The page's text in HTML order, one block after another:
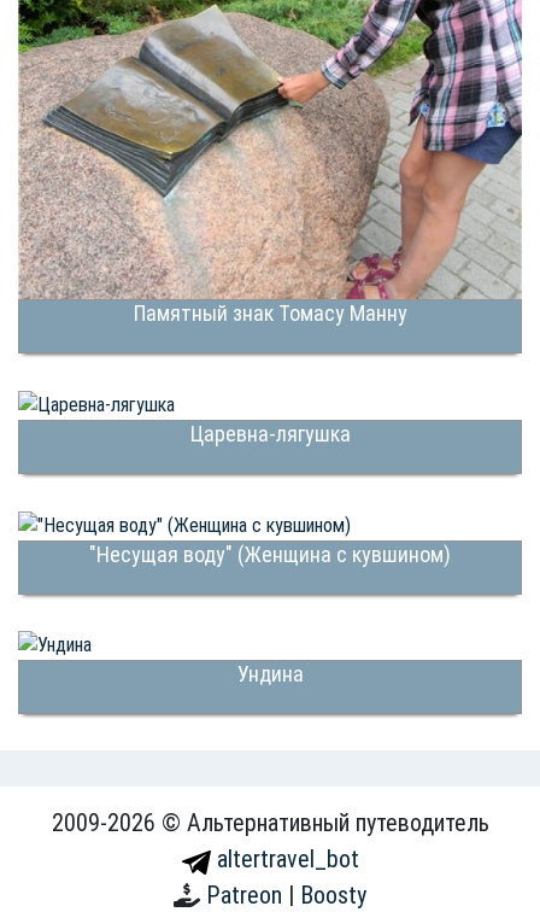
Памятный знак Томасу Манну
Царевна-лягушка
"Несущая воду" (Женщина с кувшином)
Ундина
2009-2026 © Альтернативный путеводитель
altertravel_bot
Patreon | Boosty